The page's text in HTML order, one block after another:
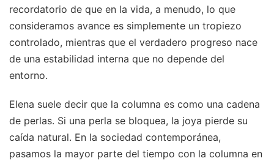
recordatorio de que en la vida, a menudo, lo que
consideramos avance es simplemente un tropiezo
controlado, mientras que el verdadero progreso nace
de una estabilidad interna que no depende del
entorno.
Elena suele decir que la columna es como una cadena
de perlas. Si una perla se bloquea, la joya pierde su
caída natural. En la sociedad contemporánea,
pasamos la mayor parte del tiempo con la columna en